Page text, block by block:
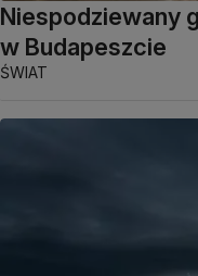
Niespodziewany
w Budapeszcie
ŚWIAT